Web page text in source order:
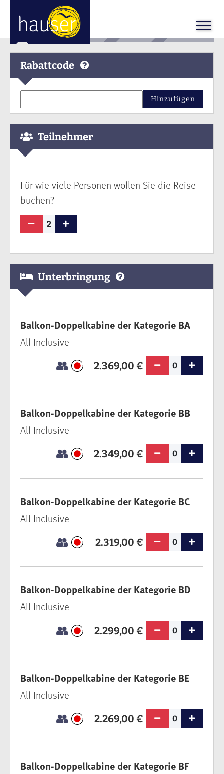
Rabattcode
Hinzufügen
Teilnehmer
Für wie viele Personen wollen Sie die Reise
buchen?
2
Unterbringung
Balkon-Doppelkabine der Kategorie BA
2.369,00 € 0
All Inclusive
Balkon-Doppelkabine der Kategorie BB
2.349,00 € 0
All Inclusive
Balkon-Doppelkabine der Kategorie BC
2.319,00 € 0
All Inclusive
Balkon-Doppelkabine der Kategorie BD
2.299,00 € 0
All Inclusive
Balkon-Doppelkabine der Kategorie BE
2.269,00 € 0
All Inclusive
Balkon-Doppelkabine der Kategorie BF